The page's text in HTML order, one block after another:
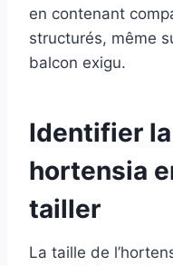
en contenant
structurés, même
balcon exigu.
Identifier
hortensia
tailler
La taille de